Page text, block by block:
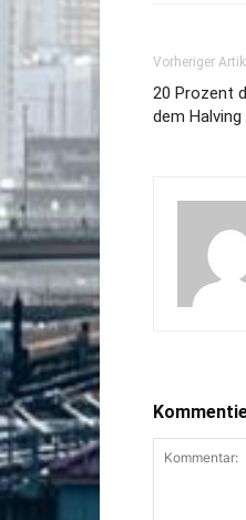
Vorheriger
20 Prozent
dem